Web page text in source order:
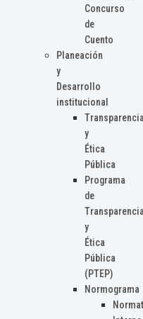
Concurso
de
Cuento
Planeación
y
Desarrollo
institucional
Transparencia
y
Ética
Pública
Programa
de
Transparencia
y
Ética
Pública
(PTEP)
Normograma